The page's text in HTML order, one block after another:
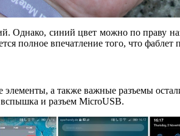
Однако, синий цвет можно по праву
полное впечатление того, что
элементы, а также важные разъемы
и разъем MicroUSB.